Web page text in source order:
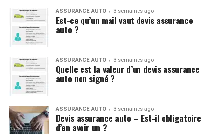
ASSURANCE AUTO 3 semaines ago
Est-ce qu’un mail vaut devis assurance
auto ?
ASSURANCE AUTO 3 semaines ago
Quelle est la valeur d’un devis assurance
auto non signé ?
ASSURANCE AUTO 3 semaines ago
Devis assurance auto – Est-il obligatoire
d’en avoir un ?